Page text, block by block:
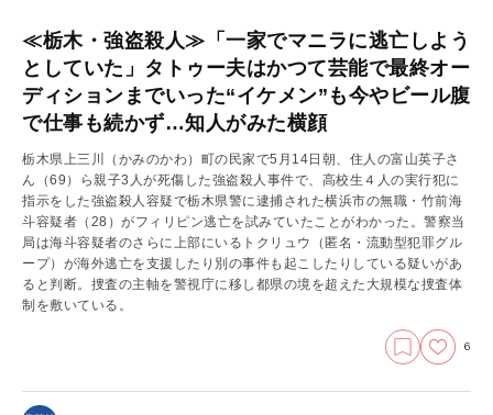
≪栃木・強盗殺人≫「一家でマニラに逃亡しよう
としていた」タトゥー夫はかつて芸能で最終オー
ディションまでいった“イケメン”も今やビール腹
で仕事も続かず…知人がみた横顔
栃木県上三川（かみのかわ）町の民家で5月14日朝、住⼈の富⼭英⼦さ
ん（69）ら親子3人が死傷した強盗殺人事件で、高校生４人の実行犯に
指示をした強盗殺人容疑で栃木県警に逮捕された横浜市の無職・竹前海
斗容疑者（28）がフィリピン逃亡を試みていたことがわかった。警察当
局は海斗容疑者のさらに上部にいるトクリュウ（匿名・流動型犯罪グル
ープ）が海外逃亡を支援したり別の事件も起こしたりしている疑いがあ
ると判断。捜査の主軸を警視庁に移し都県の境を超えた大規模な捜査体
制を敷いている。
6